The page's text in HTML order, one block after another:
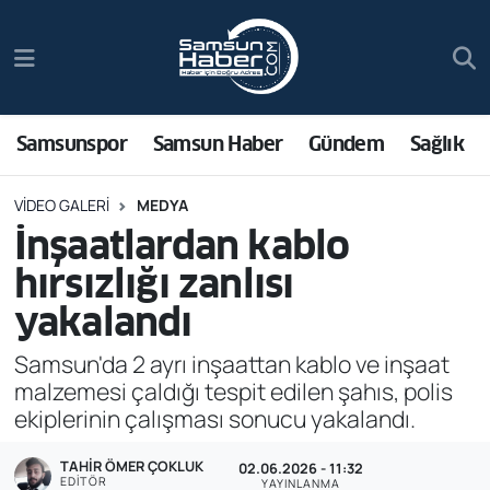
Samsunspor Samsun Haber Gündem Sağlık
VIDEO GALERI MEDYA
İnşaatlardan kablo
hırsızlığı zanlısı
yakalandı
Samsun'da 2 ayrı inşaattan kablo ve inşaat
malzemesi çaldığı tespit edilen şahıs, polis
ekiplerinin çalışması sonucu yakalandı.
TAHIR ÖMER ÇOKLUK
EDITÖR
02.06.2026 - 11:32
YAYINLANMA
Samsun Haber
Sağlık
Asayiş
Bilim ve Teknoloji
Bölge
Dünya
Ekonomi
Trafik Durumu
Süper Lig Puan Durumu ve Fikstür
Tüm Manşetler
Son Dakika Haberleri
Haber Arşivi